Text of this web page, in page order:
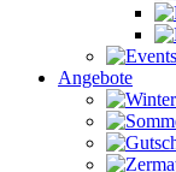
Angebote